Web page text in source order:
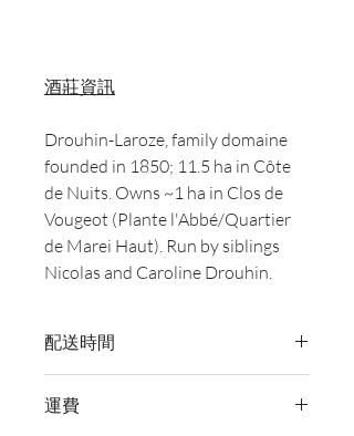
酒莊資訊
Drouhin-Laroze, family domaine
founded in 1850; 11.5 ha in Côte
de Nuits. Owns ~1 ha in Clos de
Vougeot (Plante l'Abbé/Quartier
de Marei Haut). Run by siblings
Nicolas and Caroline Drouhin.
配送時間
送貨。
運費